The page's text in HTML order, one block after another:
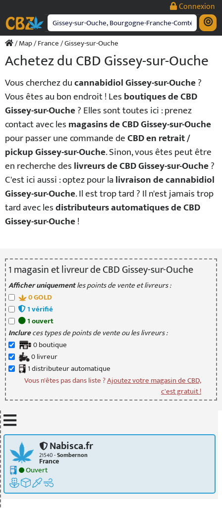
contenu
Connexion
/Map/France/ Gissey-sur-Ouche
Achetez du CBD Gissey-sur-Ouche
Vous cherchez ducannabidiol Gissey-sur-Ouche?
Vous êtes au bon endroit ! Lesboutiques de CBD
Gissey-sur-Ouche? Elles sont toutes ici : prenez
contact avec lesmagasins de CBD Gissey-sur-Ouche
pour passer une commande deCBD en retrait /
pickup Gissey-sur-Ouche. Sinon, vous êtes peut être
en recherche deslivreurs de CBD Gissey-sur-Ouche?
C'est ici aussi : optez pour lalivraison de cannabidiol
Gissey-sur-Ouche. Il est trop tard ? Il n'est jamais trop
tard avec lesdistributeurs automatiques de CBD
Gissey-sur-Ouche!
1 magasinet livreurde CBD Gissey-sur-Ouche
Afficher uniquementles points de vente et livreurs :
0GOLD
1vérifié
1ouvert
Inclureces types de points de vente ou les livreurs :
0boutique
0livreur
1distributeurautomatique
Vous n'êtes pas dans liste ?Ajoutez votre magasin de CBD,
c'est gratuit !
Nabisca.fr
21540 -Sombernon
France
Ouvert